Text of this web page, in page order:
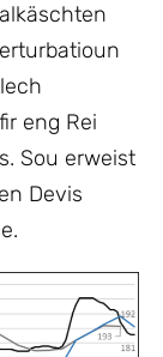
eng Rei
Sou erweist
Devis